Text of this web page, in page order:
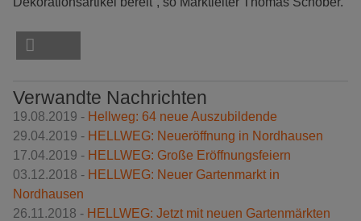
Verwandte Nachrichten
19.08.2019 - Hellweg: 64 neue Auszubildende
29.04.2019 - HELLWEG: Neueröffnung in Nordhausen
17.04.2019 - HELLWEG: Große Eröffnungsfeiern
03.12.2018 - HELLWEG: Neuer Gartenmarkt in
Nordhausen
26.11.2018 - HELLWEG: Jetzt mit neuen Gartenmärkten